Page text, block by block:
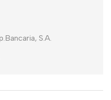
S.A.